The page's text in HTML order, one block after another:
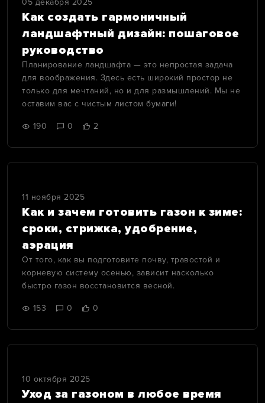
05 декабря 2025
Как создать гармоничный
ландшафтный дизайн: пошаговое
руководство
Планирование ландшафта — это непростая задача
для воображения. Здесь есть широкий простор не
только для мечтаний, но и для размышлений. Мы не
оставим вас с чистым листом бумаги!
190 0 2
11 ноября 2025
Как и зачем готовить газон к зиме:
сроки, стрижка, удобрение,
аэрация
От того, как вы подготовите почву, травостой и
корневую систему осенью, зависит насколько
быстро газон восстановится весной.
153 0 0
10 октября 2025
Уход за газоном в любое время